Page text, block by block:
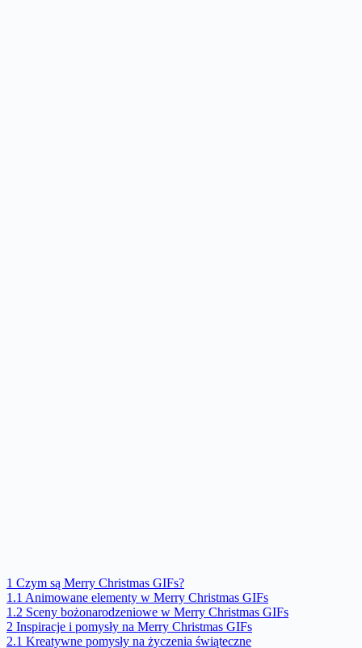
1 Czym są Merry Christmas GIFs?
1.1 Animowane elementy w Merry Christmas GIFs
1.2 Sceny bożonarodzeniowe w Merry Christmas GIFs
2 Inspiracje i pomysły na Merry Christmas GIFs
2.1 Kreatywne pomysły na życzenia świąteczne